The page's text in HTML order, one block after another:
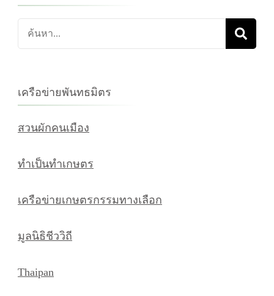
ค้นหา
เกี่ยว
เครือข่ายพันทธมิตร
สวนผักคนเมือง
ทำเป็นทำเกษตร
เครือข่ายเกษตรกรรมทางเลือก
มูลนิธิชีววิถี
Thaipan